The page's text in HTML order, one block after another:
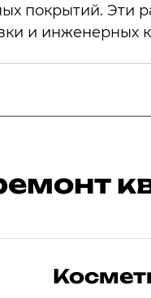
покрытий. Эти
и инженерных